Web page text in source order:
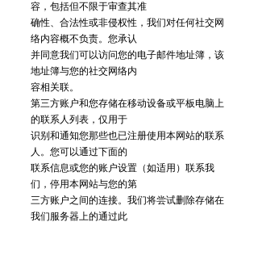
容，包括但不限于审查其准
确性、合法性或非侵权性，我们对任何社交网
络内容概不负责。您承认
并同意我们可以访问您的电子邮件地址簿，该
地址簿与您的社交网络内
容相关联。
第三方账户和您存储在移动设备或平板电脑上
的联系人列表，仅用于
识别和通知您那些也已注册使用本网站的联系
人。您可以通过下面的
联系信息或您的账户设置（如适用）联系我
们，停用本网站与您的第
三方账户之间的连接。我们将尝试删除存储在
我们服务器上的通过此